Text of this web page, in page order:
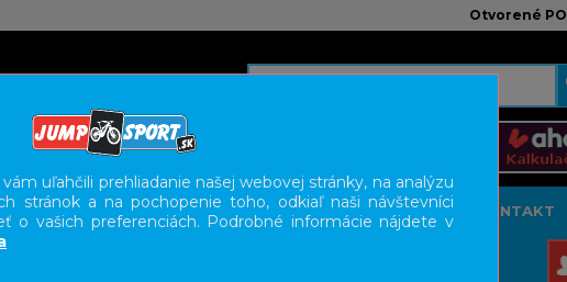
Otvorené PO
SLUŽBY KARIÉRA BODY GEOMETRY FIT STUDIO KONTAKT
uľahčili prehliadanie našej webovej stránky, na analýzu
stránok a na pochopenie toho, odkiaľ naši návštevníci
o vašich preferenciách. Podrobné informácie nájdete v